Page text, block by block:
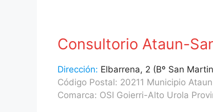
Consultorio Ataun-
Dirección: Elbarrena, 2 (Bº San
Código Postal: 20211 Municipio Ataun
Comarca: OSI Goierri-Alto Urola